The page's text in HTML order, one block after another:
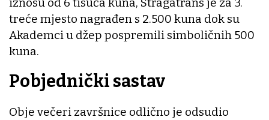
treće mjesto nagrađen s 2.500 kuna dok su
Akademci u džep pospremili simboličnih 500
kuna.
Pobjednički sastav
Obje večeri završnice odlično je odsudio